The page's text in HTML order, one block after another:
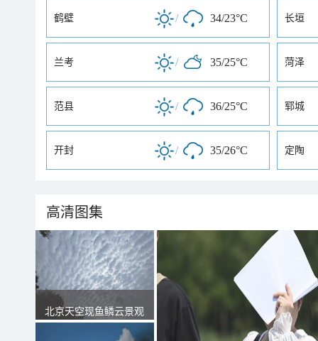
鹤壁 / 34/23°C 长垣
兰考 / 35/25°C 菏泽
范县 / 36/25°C 郓城
开封 / 35/26°C 定陶
高清图集
北京天空现鱼鳞云景观